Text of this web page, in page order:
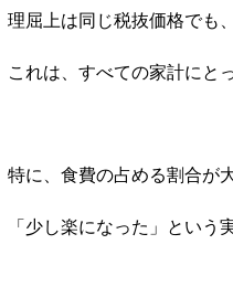
理屈上は同じ税抜価格でも
これは、すべての家計にと
特に、食費の占める割合が
「少し楽になった」という